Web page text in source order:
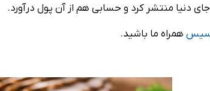
دنیا منتشر کرد و حسابی هم از آن پول درآورد.
همراه ما باشید.